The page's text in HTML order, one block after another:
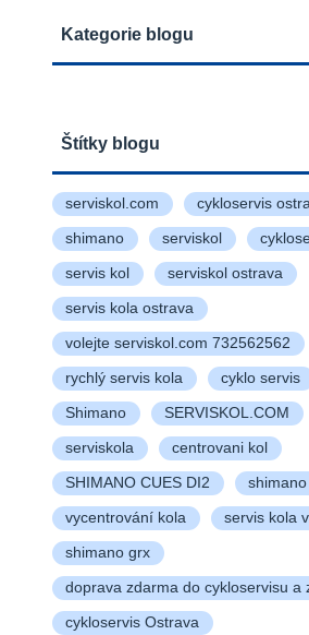
Kategorie blogu
Štítky blogu
serviskol.com cykloservis
shimano serviskol
servis kol serviskol ostrava
servis kola ostrava
volejte serviskol.com 732562562
rychlý servis kola cyklo servis
Shimano SERVISKOL.COM
serviskola centrovani kol
SHIMANO CUES DI2
vycentrování kola servis kola
shimano grx
doprava zdarma do cykloservisu a
cykloservis Ostrava